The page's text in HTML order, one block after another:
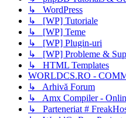
↳ WordPress
↳ [WP] Tutoriale
↳ [WP] Teme
↳ [WP] Plugin-uri
↳ [WP] Probleme &
↳ HTML Templates
WORLDCS.RO -
↳ Arhivă Forum
↳ Amx Compiler -
↳ Parteneriat #